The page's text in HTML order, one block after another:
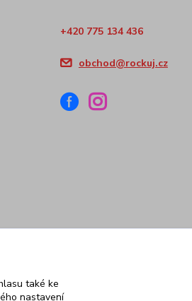
+420 775 134 436
obchod@rockuj.cz
také ke
nastavení